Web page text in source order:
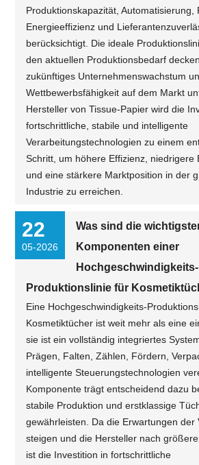
Produktionskapazität, Automatisierung,
Energieeffizienz und
berücksichtigt. Die ideale
den aktuellen Produktionsbedarf
zukünftiges Unternehmenswachstum
Wettbewerbsfähigkeit auf dem Markt
Hersteller von Tissue-Papier wird die
fortschrittliche, stabile und intelligente
Verarbeitungstechnologien zu einem
Schritt, um höhere Effizienz, niedrigere
und eine stärkere Marktposition in der
Industrie zu erreichen.
22
05-2026
Was sind die
Komponenten einer
Hochgeschwindigkeits-
Produktionslinie für
Eine Hochgeschwindigkeits-
Kosmetiktücher ist weit mehr als eine
sie ist ein vollständig integriertes
Prägen, Falten, Zählen, Fördern,
intelligente Steuerungstechnologien
Komponente trägt entscheidend dazu
stabile Produktion und erstklassige
gewährleisten. Da die Erwartungen der
steigen und die Hersteller nach
ist die Investition in fortschrittliche